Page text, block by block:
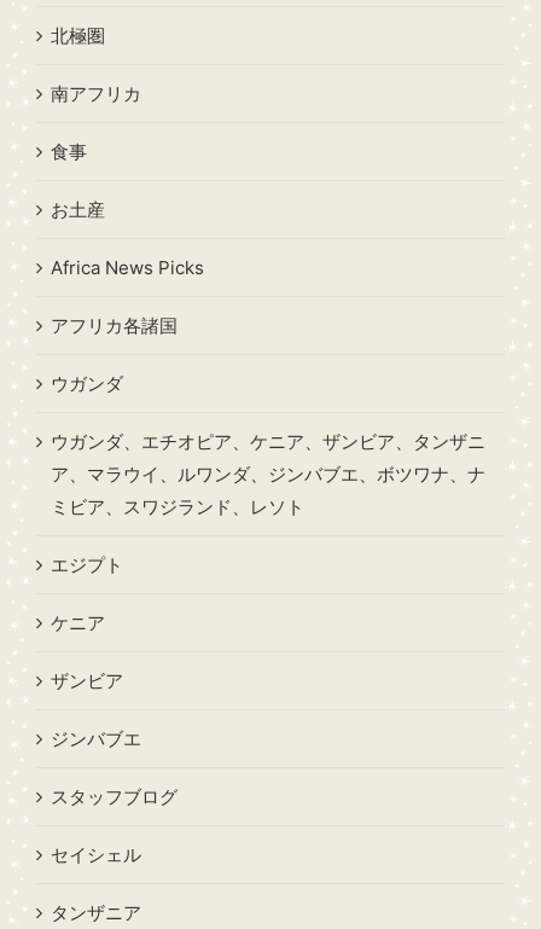
北極圏
南アフリカ
食事
お土産
Africa News Picks
アフリカ各諸国
ウガンダ
ウガンダ、エチオピア、ケニア、ザンビア、タンザニ
ア、マラウイ、ルワンダ、ジンバブエ、ボツワナ、ナ
ミビア、スワジランド、レソト
エジプト
ケニア
ザンビア
ジンバブエ
スタッフブログ
セイシェル
タンザニア